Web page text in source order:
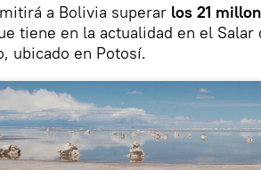
a Bolivia superar los 21
tiene en la actualidad en el Salar
ubicado en Potosí.